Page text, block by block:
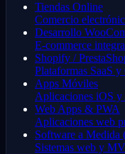
Tiendas Online
Comercio
Desarrollo
E-commerce
Shopify /
Plataformas SaaS
Apps Móviles
Aplicaciones iOS
Web Apps & PWA
Aplicaciones web
Software a Medida
Sistemas web y